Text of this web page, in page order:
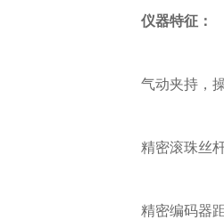
仪器特征：
气动夹持，
精密滚珠丝
精密编码器